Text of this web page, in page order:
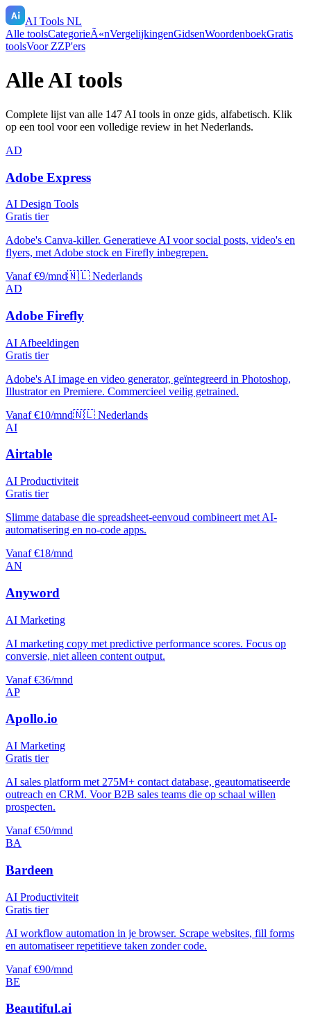
AI Tools NL
Alle toolsCategorieÃ«nVergelijkingenGidsenWoordenboekGratis
toolsVoor ZZP'ers
Alle AI tools
Complete lijst van alle 147 AI tools in onze gids, alfabetisch. Klik
op een tool voor een volledige review in het Nederlands.
AD
Adobe Express
AI Design Tools
Gratis tier
Adobe's Canva-killer. Generatieve AI voor social posts, video's en
flyers, met Adobe stock en Firefly inbegrepen.
Vanaf €9/mnd🇳🇱 Nederlands
AD
Adobe Firefly
AI Afbeeldingen
Gratis tier
Adobe's AI image en video generator, geïntegreerd in Photoshop,
Illustrator en Premiere. Commercieel veilig getrained.
Vanaf €10/mnd🇳🇱 Nederlands
AI
Airtable
AI Productiviteit
Gratis tier
Slimme database die spreadsheet-eenvoud combineert met AI-
automatisering en no-code apps.
Vanaf €18/mnd
AN
Anyword
AI Marketing
AI marketing copy met predictive performance scores. Focus op
conversie, niet alleen content output.
Vanaf €36/mnd
AP
Apollo.io
AI Marketing
Gratis tier
AI sales platform met 275M+ contact database, geautomatiseerde
outreach en CRM. Voor B2B sales teams die op schaal willen
prospecten.
Vanaf €50/mnd
BA
Bardeen
AI Productiviteit
Gratis tier
AI workflow automation in je browser. Scrape websites, fill forms
en automatiseer repetitieve taken zonder code.
Vanaf €90/mnd
BE
Beautiful.ai